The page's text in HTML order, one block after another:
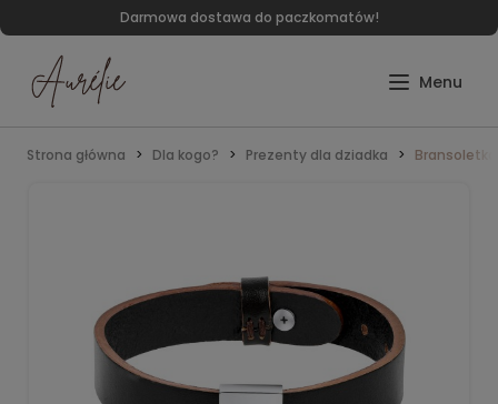
Darmowa dostawa do paczkomatów!
Strona główna Dla kogo? Prezenty dla dziadka